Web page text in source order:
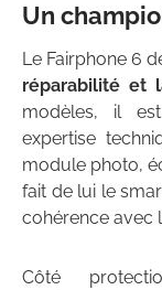
Un
Le Fairphone 6
réparabilité et
modèles, il
expertise
module photo,
fait de lui le
cohérence avec
Côté